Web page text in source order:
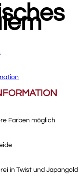
Farben möglich
in Twist und Japangold